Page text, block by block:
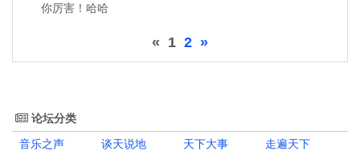
你厉害！哈哈
« 1 2 »
论坛分类
音乐之声
谈天说地 天下大事
走遍天下